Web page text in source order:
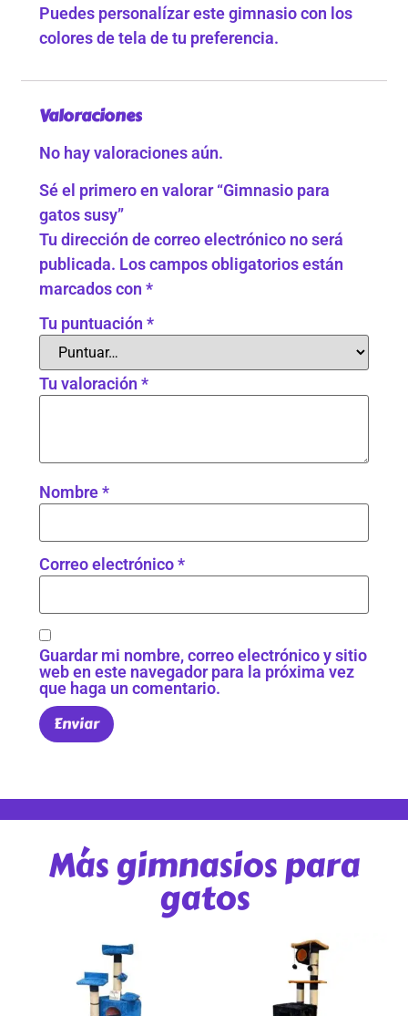
Puedes personalízar este gimnasio con los
colores de tela de tu preferencia.
Valoraciones
No hay valoraciones aún.
Sé el primero en valorar “Gimnasio para
gatos susy”
Tu dirección de correo electrónico no será
publicada. Los campos obligatorios están
marcados con*
Tu puntuación*
Tu valoración*
Nombre*
Correo electrónico*
Guardar mi nombre, correo electrónico y sitio
web en este navegador para la próxima vez
que haga un comentario.
Más gimnasios para
gatos